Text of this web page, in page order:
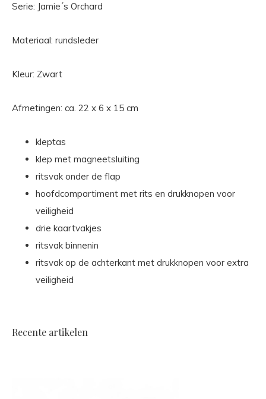
Serie: Jamie´s Orchard
Materiaal: rundsleder
Kleur: Zwart
Afmetingen: ca. 22 x 6 x 15 cm
kleptas
klep met magneetsluiting
ritsvak onder de flap
hoofdcompartiment met rits en drukknopen voor
veiligheid
drie kaartvakjes
ritsvak binnenin
ritsvak op de achterkant met drukknopen voor extra
veiligheid
Recente artikelen